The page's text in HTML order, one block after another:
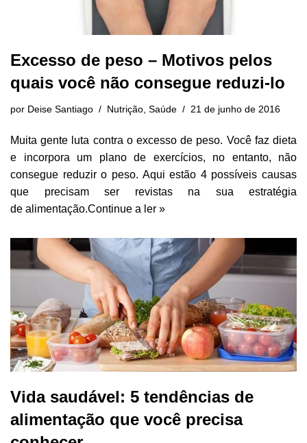
Excesso de peso – Motivos pelos
quais você não consegue reduzi-lo
por Deise Santiago Nutrição Saúde 21 de junho de 2016
Muita gente luta contra o excesso de peso. Você faz dieta
e incorpora um plano de exercícios, no entanto, não
consegue reduzir o peso. Aqui estão 4 possíveis causas
que precisam ser revistas na sua estratégia
de alimentação.Continue a ler »
Vida saudável: 5 tendências de
alimentação que você precisa